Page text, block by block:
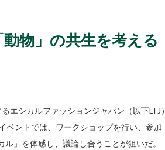
物」の共生を考える
エシカルファッションジャパン（以下EFJ）
ベントでは、ワークショップを行い、参加
」を体感し、議論し合うことが狙いだ。